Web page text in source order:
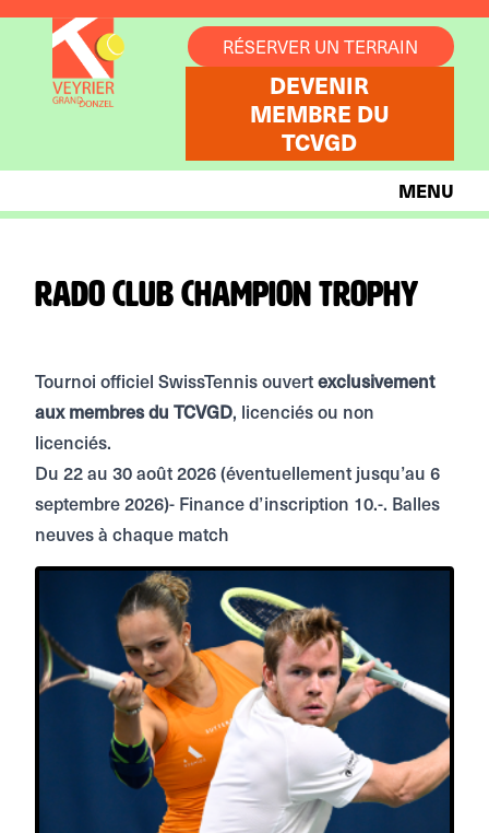
RÉSERVER UN TERRAIN
DEVENIR
MEMBRE DU
TCVGD
MENU
Rado Club Champion Trophy
Tournoi officiel SwissTennis ouvertexclusivement
aux membres du TCVGD, licenciés ou non
licenciés.
Du 22 au 30 août 2026 (éventuellement jusqu’au 6
septembre 2026)- Finance d’inscription 10.-. Balles
neuves à chaque match